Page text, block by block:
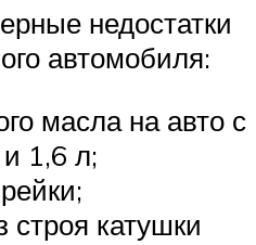
недостатки
автомобиля:
масла на авто с
1,6 л;
катушки